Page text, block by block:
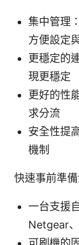
集中管理
方便設定
更穩定的
現更穩定
更好的性
求分流
安全性提
機制
快速事前準
一台支援
Netgear